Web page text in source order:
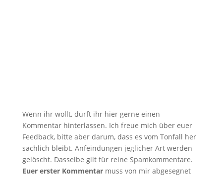
Wenn ihr wollt, dürft ihr hier gerne einen
Kommentar hinterlassen. Ich freue mich über euer
Feedback, bitte aber darum, dass es vom Tonfall her
sachlich bleibt. Anfeindungen jeglicher Art werden
gelöscht. Dasselbe gilt für reine Spamkommentare.
Euer erster Kommentarmuss von mir abgesegnet